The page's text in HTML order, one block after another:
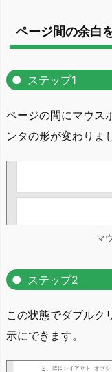
ページ間の余白
ステップ1
ページの間にマウス
ンタの形が変わりま
マ
ステップ2
この状態でダブルク
示にできます。